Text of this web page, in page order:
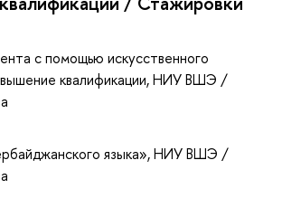
с помощью искусственного
квалификации, НИУ ВШЭ /
языка», НИУ ВШЭ /